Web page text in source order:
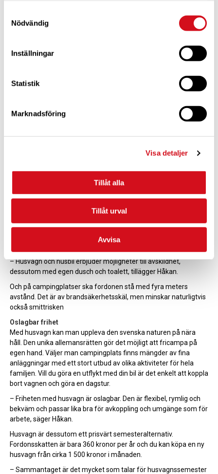
Nödvändig
Inställningar
Statistik
Marknadsföring
Visa detaljer
Tillåt alla
Tillåt urval
Avvisa
inget extra utsläpp för boendet vilket håller nere klimatpåverkan.
Hobby är Europas största tillverkare av husvagnar och har över 50
bästa alternativet. Ju fler som åker med i bilen desto lägre
klimatpåverkan, säger Håkan Jägmar.
Rätt i pandemitider
Den pågående viruspandemin bidrar till ändrade resvanor och
– Husvagn och husbil erbjuder möjligheter till avskildhet,
dessutom med egen dusch och toalett, tillägger Håkan.
Och på campingplatser ska fordonen stå med fyra meters
avstånd. Det är av brandsäkerhetsskäl, men minskar naturligtvis
också smittrisken
Oslagbar frihet
Med husvagn kan man uppleva den svenska naturen på nära
håll. Den unika allemansrätten gör det möjligt att fricampa på
egen hand. Väljer man campingplats finns mängder av fina
anläggningar med ett stort utbud av olika aktiviteter för hela
familjen. Vill du göra en utflykt med din bil är det enkelt att koppla
bort vagnen och göra en dagstur.
– Friheten med husvagn är oslagbar. Den är flexibel, rymlig och
bekväm och passar lika bra för avkoppling och umgänge som för
arbete, säger Håkan.
Husvagn är dessutom ett prisvärt semesteralternativ.
Fordonsskatten är bara 360 kronor per år och du kan köpa en ny
husvagn från cirka 1 500 kronor i månaden.
– Sammantaget är det mycket som talar för husvagnssemester